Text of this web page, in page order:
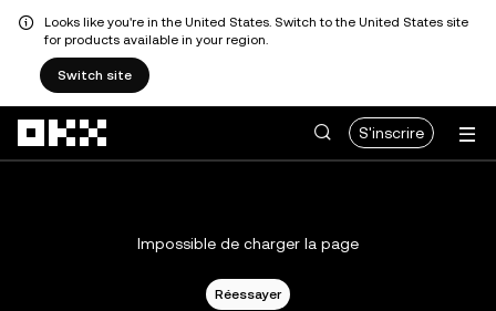
Looks like you're in the United States. Switch to the United States site
for products available in your region.
Switch site
S'inscrire
Impossible de charger la page
Réessayer